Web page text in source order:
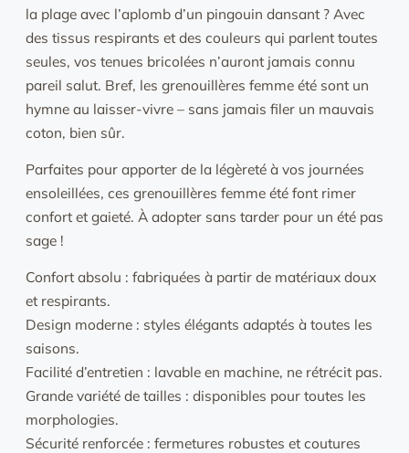
la plage avec l’aplomb d’un pingouin dansant ? Avec
des tissus respirants et des couleurs qui parlent toutes
seules, vos tenues bricolées n’auront jamais connu
pareil salut. Bref, les grenouillères femme été sont un
hymne au laisser-vivre – sans jamais filer un mauvais
coton, bien sûr.
Parfaites pour apporter de la légèreté à vos journées
ensoleillées, ces grenouillères femme été font rimer
confort et gaieté. À adopter sans tarder pour un été pas
sage !
Confort absolu : fabriquées à partir de matériaux doux
et respirants.
Design moderne : styles élégants adaptés à toutes les
saisons.
Facilité d’entretien : lavable en machine, ne rétrécit pas.
Grande variété de tailles : disponibles pour toutes les
morphologies.
Sécurité renforcée : fermetures robustes et coutures